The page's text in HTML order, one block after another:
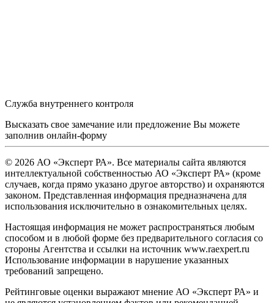
Служба внутреннего контроля
Высказать свое замечание или предложение Вы можете
заполнив онлайн-форму
© 2026 АО «Эксперт РА». Все материалы сайта являются
интеллектуальной собственностью АО «Эксперт РА» (кроме
случаев, когда прямо указано другое авторство) и охраняются
законом. Представленная информация предназначена для
использования исключительно в ознакомительных целях.
Настоящая информация не может распространяться любым
способом и в любой форме без предварительного согласия со
стороны Агентства и ссылки на источник www.raexpert.ru
Использование информации в нарушение указанных
требований запрещено.
Рейтинговые оценки выражают мнение АО «Эксперт РА» и